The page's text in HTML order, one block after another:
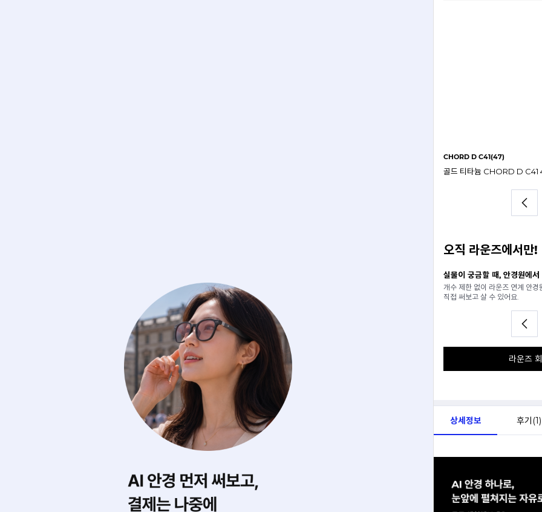
CHORD D C41(47)
오직 라운즈에서만!
AI가 내 얼굴형을 분석해서
어울리는 제품을 찾아드려요.
실물이 궁금할 때, 안경원에서
개수 제한 없이 라운즈 연계 안경
직접 써보고 살 수 있어요.
라운즈
상세정보 후기(1)